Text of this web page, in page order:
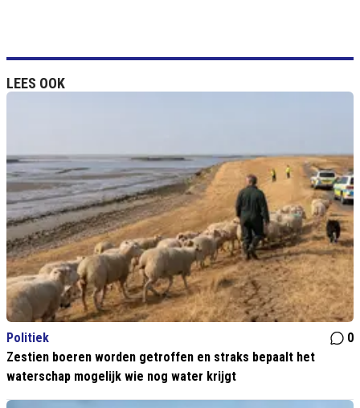
LEES OOK
Politiek
0
Zestien boeren worden getroffen en straks bepaalt het
waterschap mogelijk wie nog water krijgt